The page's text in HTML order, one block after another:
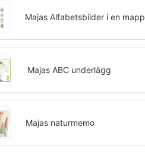
Majas Alfabetsbilder i en mapp
Majas ABC underlägg
Majas naturmemo